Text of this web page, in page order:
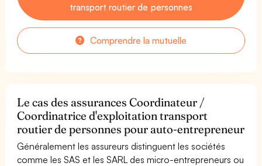
transport routier de personnes
Comprendre la mutuelle
Le cas des assurances Coordinateur /
Coordinatrice d'exploitation transport
routier de personnes pour auto-entrepreneur
Généralement les assureurs distinguent les sociétés
comme les SAS et les SARL des micro-entrepreneurs ou